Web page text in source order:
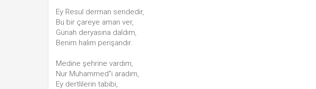
Ey Resul derman sendedir,
Bu bir çareye aman ver,
Günah deryasına daldım,
Benim halim perişandır.
Medine şehrine vardım,
Nur Muhammed"i aradım,
Ey dertlilerin tabibi,